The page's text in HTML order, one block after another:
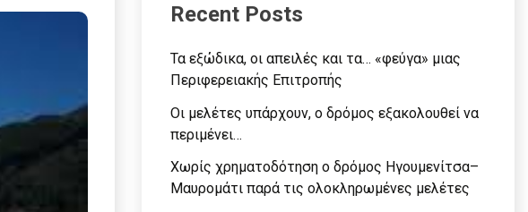
Recent Posts
Τα εξώδικα, οι απειλές και τα… «φεύγα» μιας
Περιφερειακής Επιτροπής
Οι μελέτες υπάρχουν, ο δρόμος εξακολουθεί να
περιμένει…
Χωρίς χρηματοδότηση ο δρόμος Ηγουμενίτσα–
Μαυρομάτι παρά τις ολοκληρωμένες μελέτες